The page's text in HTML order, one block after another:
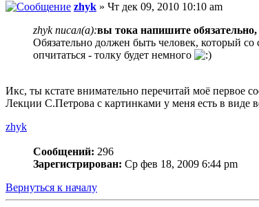
zhyk » Чт дек 09, 2010 10:10 am
zhyk писал(а):вы тока напишите
Обязательно должен быть человек, который
опчитаться - толку будет немного
Икс, ты кстате внимательно перечитай моё первое
Лекции С.Петрова с картинками у меня есть в виде
zhyk
Сообщений: 296
Зарегистрирован: Ср фев 18, 2009 6:44 pm
Вернуться к началу